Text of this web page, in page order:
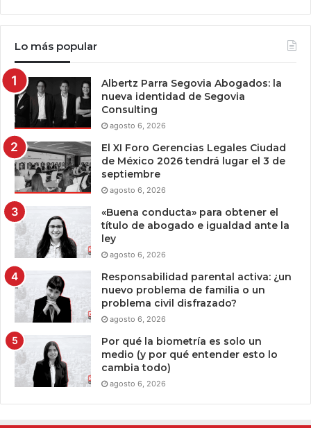
Lo más popular
Albertz Parra Segovia Abogados: la
nueva identidad de Segovia
Consulting
agosto 6, 2026
El XI Foro Gerencias Legales Ciudad
de México 2026 tendrá lugar el 3 de
septiembre
agosto 6, 2026
«Buena conducta» para obtener el
título de abogado e igualdad ante la
ley
agosto 6, 2026
Responsabilidad parental activa: ¿un
nuevo problema de familia o un
problema civil disfrazado?
agosto 6, 2026
Por qué la biometría es solo un
medio (y por qué entender esto lo
cambia todo)
agosto 6, 2026